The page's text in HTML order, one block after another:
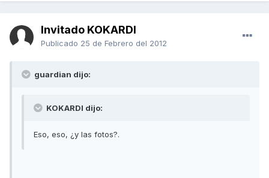
Invitado KOKARDI
Publicado 25 de Febrero del 2012
guardian dijo:
KOKARDI dijo:
Eso, eso, ¿y las fotos?.